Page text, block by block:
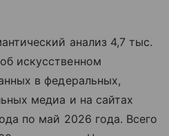
анализ 4,7 тыс.
искусственном
в федеральных,
медиа и на сайтах
по май 2026 года. Всего